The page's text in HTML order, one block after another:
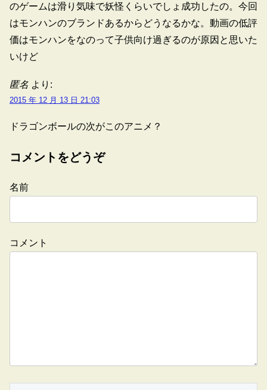
のゲームは滑り気味で妖怪くらいでしょ成功したの。今回
はモンハンのブランドあるからどうなるかな。動画の低評
価はモンハンをなのって子供向け過ぎるのが原因と思いた
いけど
匿名 より:
2015 年 12 月 13 日 21:03
ドラゴンボールの次がこのアニメ？
コメントをどうぞ
名前
コメント